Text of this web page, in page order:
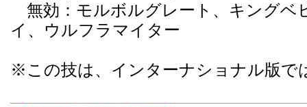
無効：モルボルグレート、キングベ
イ、ウルフラマイター
※この技は、インターナショナル版で